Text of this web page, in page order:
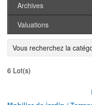
Archives
Valuations
Vous recherchez la
6 Lot(s)